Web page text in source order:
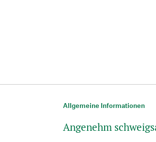
Allgemeine Informationen
Angenehm